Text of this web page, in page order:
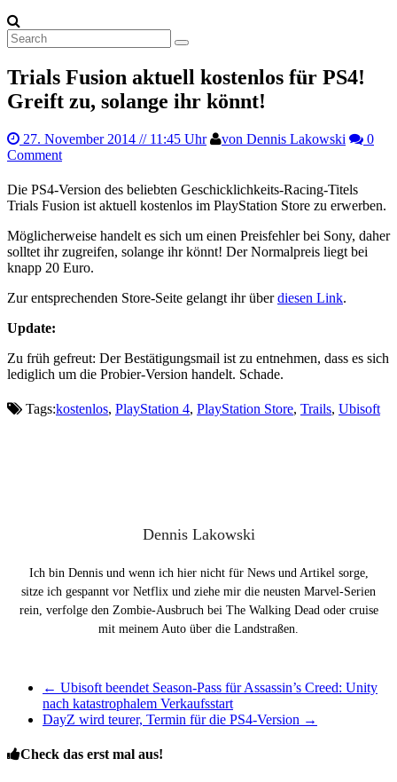
Trials Fusion aktuell kostenlos für PS4!
Greift zu, solange ihr könnt!
27. November 2014 // 11:45 Uhr von Dennis Lakowski
0
Comment
Die PS4-Version des beliebten Geschicklichkeits-Racing-Titels
Trials Fusion ist aktuell kostenlos im PlayStation Store zu erwerben.
Möglicherweise handelt es sich um einen Preisfehler bei Sony, daher
solltet ihr zugreifen, solange ihr könnt! Der Normalpreis liegt bei
knapp 20 Euro.
Zur entsprechenden Store-Seite gelangt ihr überdiesen Link.
Update:
Zu früh gefreut: Der Bestätigungsmail ist zu entnehmen, dass es sich
lediglich um die Probier-Version handelt. Schade.
Tags:kostenlos, PlayStation 4, PlayStation Store, Trails, Ubisoft
Dennis Lakowski
Ich bin Dennis und wenn ich hier nicht für News und Artikel sorge,
sitze ich gespannt vor Netflix und ziehe mir die neusten Marvel-Serien
rein, verfolge den Zombie-Ausbruch bei The Walking Dead oder cruise
mit meinem Auto über die Landstraßen.
← Ubisoft beendet Season-Pass für Assassin’s Creed: Unity
nach katastrophalem Verkaufsstart
DayZ wird teurer, Termin für die PS4-Version →
Check das erst mal aus!